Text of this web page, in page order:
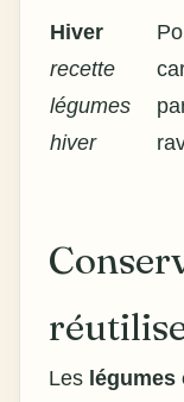
Hiver
recette
légumes
hiver
Les